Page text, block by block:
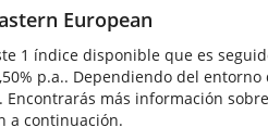
European
1 índice disponible que es
p.a.. Dependiendo del
más información
a continuación.